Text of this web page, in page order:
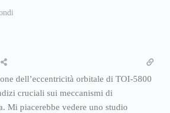
dell’eccentricità orbitale di TOI-5800
cruciali sui meccanismi di
Mi piacerebbe vedere uno studio